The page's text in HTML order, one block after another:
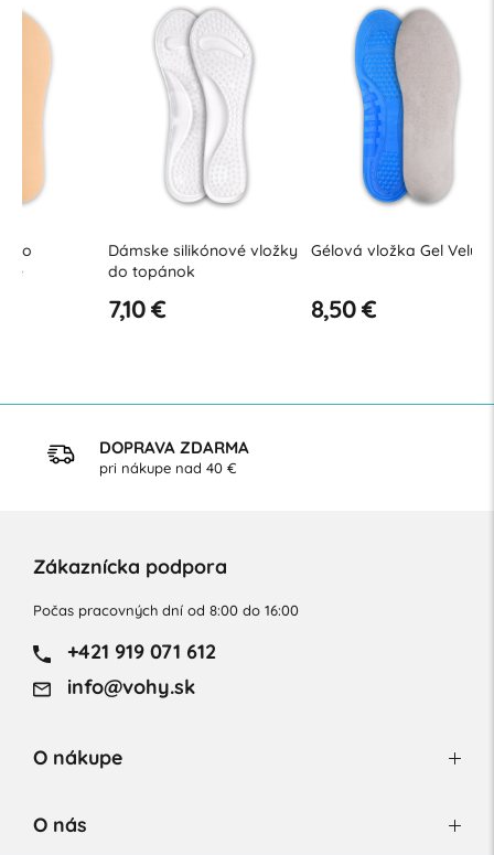
Dámske silikónové vložky
do topánok
Gélová vložka Gel Velur
Tenké
DOPRAVA ZDARMA
pri nákupe nad 40 €
Zákaznícka podpora
Počas pracovných dní od 8:00 do 16:00
+421 919 071 612
info@vohy.sk
O nákupe
O nás